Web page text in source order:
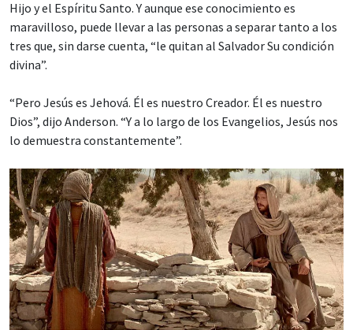
Hijo y el Espíritu Santo. Y aunque ese conocimiento es
maravilloso, puede llevar a las personas a separar tanto a los
tres que, sin darse cuenta, “le quitan al Salvador Su condición
divina”.
“Pero Jesús es Jehová. Él es nuestro Creador. Él es nuestro
Dios”, dijo Anderson. “Y a lo largo de los Evangelios, Jesús nos
lo demuestra constantemente”.